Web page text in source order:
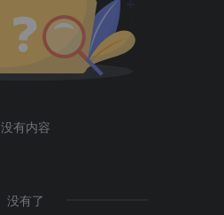
没有内容
没有了